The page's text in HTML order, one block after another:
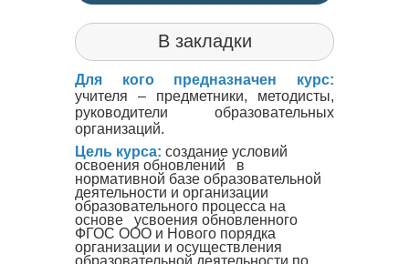
В закладки
Для кого предназначен курс:
учителя – предметники, методисты,
руководители образовательных
организаций.
Цель курса: создание условий
освоения обновлений в
нормативной базе образовательной
деятельности и организации
образовательного процесса на
основе усвоения обновленного
ФГОС ООО и Нового порядка
организации и осуществления
образовательной деятельности по